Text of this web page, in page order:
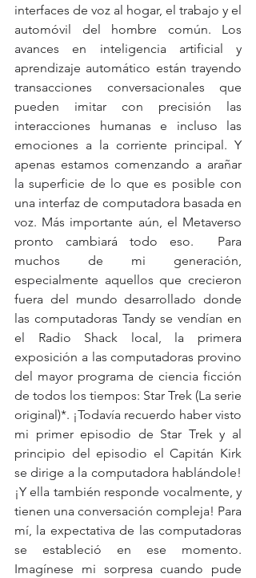
interfaces de voz al hogar, el trabajo y el
automóvil del hombre común. Los
avances en inteligencia artificial y
aprendizaje automático están trayendo
transacciones conversacionales que
pueden imitar con precisión las
interacciones humanas e incluso las
emociones a la corriente principal. Y
apenas estamos comenzando a arañar
la superficie de lo que es posible con
una interfaz de computadora basada en
voz. Más importante aún, el Metaverso
pronto cambiará todo eso.  Para
muchos de mi generación,
especialmente aquellos que crecieron
fuera del mundo desarrollado donde
las computadoras Tandy se vendían en
el Radio Shack local, la primera
exposición a las computadoras provino
del mayor programa de ciencia ficción
de todos los tiempos: Star Trek (La serie
original)*. ¡Todavía recuerdo haber visto
mi primer episodio de Star Trek y al
principio del episodio el Capitán Kirk
se dirige a la computadora hablándole!
¡Y ella también responde vocalmente, y
tienen una conversación compleja! Para
mí, la expectativa de las computadoras
se estableció en ese momento.
Imagínese mi sorpresa cuando pude